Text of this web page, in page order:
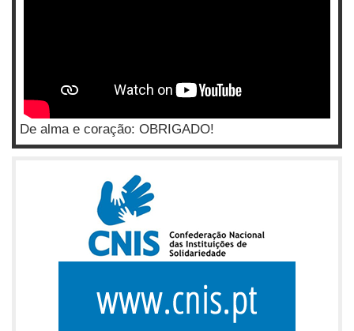
De alma e coração: OBRIGADO!